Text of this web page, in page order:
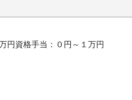
円資格手当：０円～１万円